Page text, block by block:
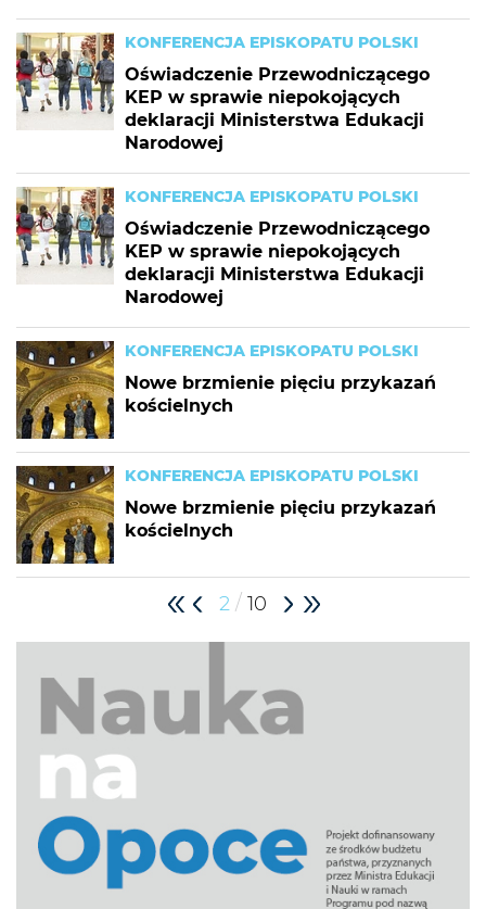
KONFERENCJA EPISKOPATU POLSKI
Oświadczenie Przewodniczącego
KEP w sprawie niepokojących
deklaracji Ministerstwa Edukacji
Narodowej
KONFERENCJA EPISKOPATU POLSKI
Oświadczenie Przewodniczącego
KEP w sprawie niepokojących
deklaracji Ministerstwa Edukacji
Narodowej
KONFERENCJA EPISKOPATU POLSKI
Nowe brzmienie pięciu przykazań
kościelnych
KONFERENCJA EPISKOPATU POLSKI
Nowe brzmienie pięciu przykazań
kościelnych
2 / 10